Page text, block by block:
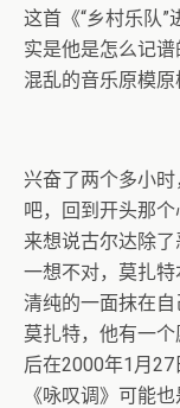
这首《“乡村乐队
实是他是怎么记
混乱的音乐原模原
兴奋了两个多小
吧，回到开头那
来想说古尔达除
一想不对，莫扎
清纯的一面抹在
莫扎特，他有一
后在2000年1月
《咏叹调》可能